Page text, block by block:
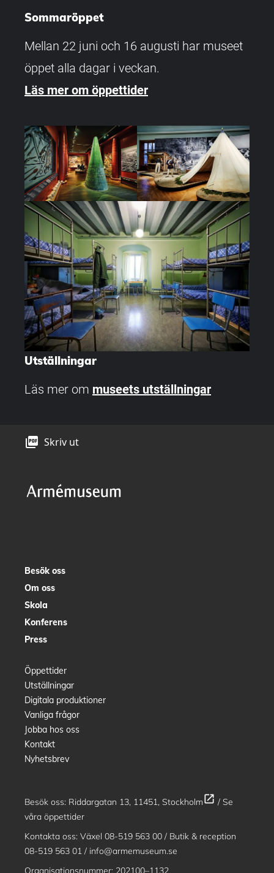
Sommaröppet
Mellan 22 juni och 16 augusti har museet
öppet alla dagar i veckan.
Läs mer om öppettider
Utställningar
Läs mer om museets utställningar
picture_as_pdf Skriv ut
Besök oss
Om oss
Skola
Konferens
Press
Öppettider
Utställningar
Digitala produktioner
Vanliga frågor
Jobba hos oss
Kontakt
Nyhetsbrev
Besök oss: Riddargatan 13, 11451, Stockholmopen_in_new / Se
våra öppettider
Kontakta oss: Växel 08-519 563 00 / Butik & reception
08-519 563 01 / info@armemuseum.se
Organisationsnummer: 202100–1132